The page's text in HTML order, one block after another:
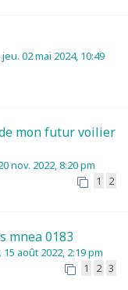
jeu. 02 mai 2024, 10:49
mon futur voilier
nov. 2022, 8:20 pm
1 2
mnea 0183
15 août 2022, 2:19 pm
1 2 3